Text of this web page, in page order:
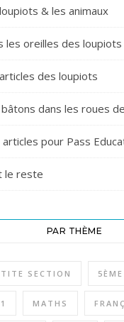
& les animaux
les oreilles des loupiots
des loupiots
dans les roues
articles pour Pass
le reste
PAR THÈME
SECTION 5ÈME
MATHS